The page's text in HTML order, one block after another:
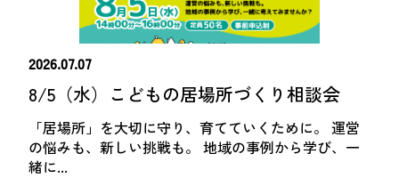
新着情報 音声読み上げ
会員登録
お問い合わせ
居場所づくりアドバイザー
資料・動画
助成金情報
2026.07.07
8/5（水）こどもの居場所づくり相談会
「居場所」を大切に守り、育てていくために。 運営
の悩みも、新しい挑戦も。 地域の事例から学び、一
緒に...